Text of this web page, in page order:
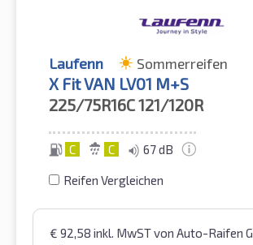
Laufenn Sommerreifen
X Fit VAN LV01 M+S
225/75R16C121/120R
C C 67 dB
Reifen Vergleichen
€ 92,58 inkl. MwSTvon Auto-Raifen